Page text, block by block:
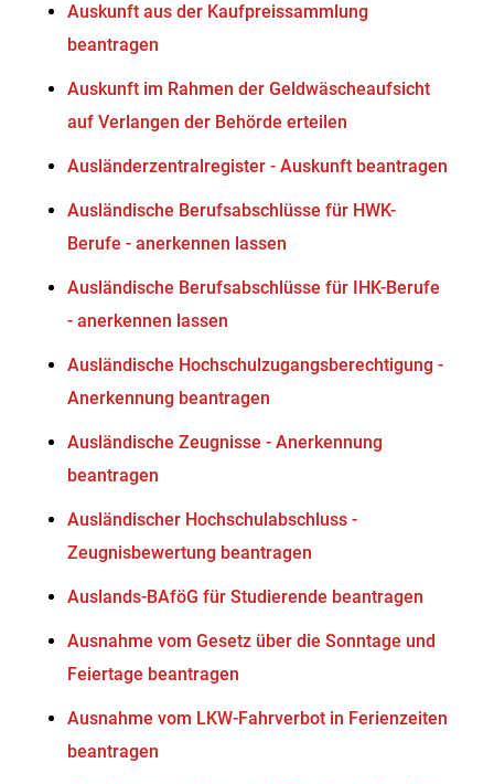
Auskunft aus der Kaufpreissammlung
beantragen
Auskunft im Rahmen der Geldwäscheaufsicht
auf Verlangen der Behörde erteilen
Ausländerzentralregister - Auskunft beantragen
Ausländische Berufsabschlüsse für HWK-
Berufe - anerkennen lassen
Ausländische Berufsabschlüsse für IHK-Berufe
- anerkennen lassen
Ausländische Hochschulzugangsberechtigung -
Anerkennung beantragen
Ausländische Zeugnisse - Anerkennung
beantragen
Ausländischer Hochschulabschluss -
Zeugnisbewertung beantragen
Auslands-BAföG für Studierende beantragen
Ausnahme vom Gesetz über die Sonntage und
Feiertage beantragen
Ausnahme vom LKW-Fahrverbot in Ferienzeiten
beantragen